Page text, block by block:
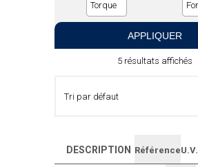
APPLIQUER
5 résultats affichés
DESCRIPTION RéférenceU.V.